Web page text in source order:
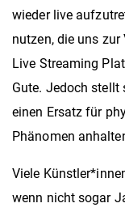
wieder live
nutzen, die uns
Live Streaming
Gute. Jedoch stellt
einen Ersatz für
Phänomen
Viele
wenn nicht sogar